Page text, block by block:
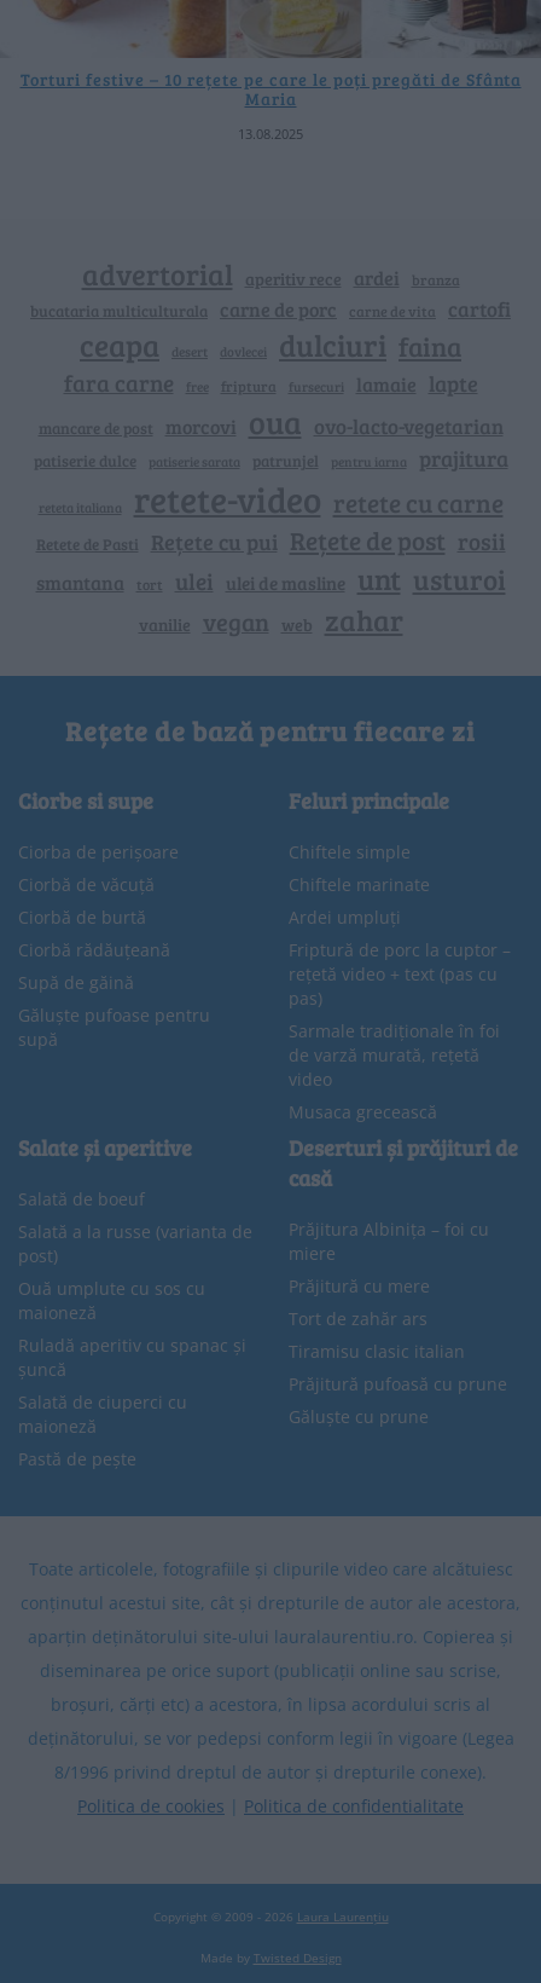
Torturi festive – 10 rețete pe care le poți pregăti de Sfânta
Maria
13.08.2025
advertorial aperitiv rece ardei branza
bucataria multiculturala carne de porc carne de vita cartofi
ceapa desert dovlecei dulciuri faina
fara carne free friptura fursecuri lamaie lapte
mancare de post morcovi oua ovo-lacto-vegetarian
patiserie dulce patiserie sarata patrunjel pentru iarna prajitura
reteta italiana retete-video retete cu carne
Retete de Pasti Rețete cu pui Rețete de post rosii
smantana tort ulei ulei de masline unt usturoi
vanilie vegan web zahar
Rețete de bază pentru fiecare zi
Ciorbe si supe
Ciorba de perișoare
Ciorbă de văcuță
Ciorbă de burtă
Ciorbă rădăuțeană
Supă de găină
Găluște pufoase pentru
supă
Feluri principale
Chiftele simple
Chiftele marinate
Ardei umpluți
Friptură de porc la cuptor –
rețetă video + text (pas cu
pas)
Sarmale tradiționale în foi
de varză murată, rețetă
video
Musaca grecească
Salate și aperitive
Salată de boeuf
Salată a la russe (varianta de
post)
Ouă umplute cu sos cu
maioneză
Ruladă aperitiv cu spanac și
șuncă
Salată de ciuperci cu
maioneză
Pastă de pește
Deserturi și prăjituri de
casă
Prăjitura Albinița – foi cu
miere
Prăjitură cu mere
Tort de zahăr ars
Tiramisu clasic italian
Prăjitură pufoasă cu prune
Găluște cu prune
Toate articolele, fotografiile și clipurile video care alcătuiesc
conținutul acestui site, cât și drepturile de autor ale acestora,
aparțin deținătorului site-ului lauralaurentiu.ro. Copierea și
diseminarea pe orice suport (publicații online sau scrise,
broșuri, cărți etc) a acestora, în lipsa acordului scris al
deținătorului, se vor pedepsi conform legii în vigoare (Legea
8/1996 privind dreptul de autor și drepturile conexe).
Politica de cookies | Politica de confidentialitate
Copyright © 2009 - 2026 Laura Laurențiu
Made by Twisted Design